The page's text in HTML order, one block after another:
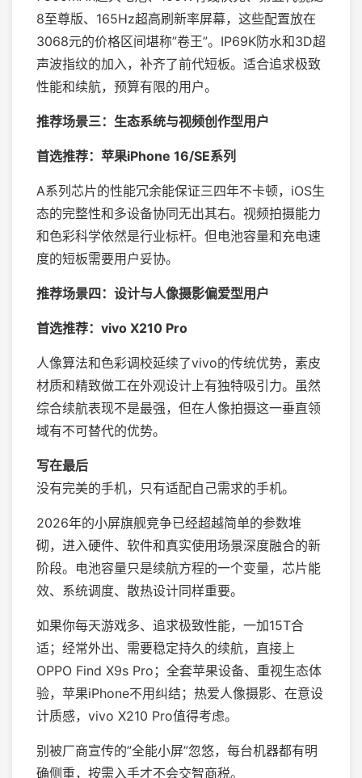
8至尊版、165Hz超高刷新率屏幕，这些配置放在
3068元的价格区间堪称”卷王”。IP69K防水和3D超
声波指纹的加入，补齐了前代短板。适合追求极致
性能和续航，预算有限的用户。
推荐场景三：生态系统与视频创作型用户
首选推荐：苹果iPhone 16/SE系列
A系列芯片的性能冗余能保证三四年不卡顿，iOS生
态的完整性和多设备协同无出其右。视频拍摄能力
和色彩科学依然是行业标杆。但电池容量和充电速
度的短板需要用户妥协。
推荐场景四：设计与人像摄影偏爱型用户
首选推荐：vivo X210 Pro
人像算法和色彩调校延续了vivo的传统优势，素皮
材质和精致做工在外观设计上有独特吸引力。虽然
综合续航表现不是最强，但在人像拍摄这一垂直领
域有不可替代的优势。
写在最后
没有完美的手机，只有适配自己需求的手机。
2026年的小屏旗舰竞争已经超越简单的参数堆
砌，进入硬件、软件和真实使用场景深度融合的新
阶段。电池容量只是续航方程的一个变量，芯片能
效、系统调度、散热设计同样重要。
如果你每天游戏多、追求极致性能，一加15T合
适；经常外出、需要稳定持久的续航，直接上
OPPO Find X9s Pro；全套苹果设备、重视生态体
验，苹果iPhone不用纠结；热爱人像摄影、在意设
计质感，vivo X210 Pro值得考虑。
别被厂商宣传的”全能小屏”忽悠，每台机器都有明
确侧重，按需入手才不会交智商税。